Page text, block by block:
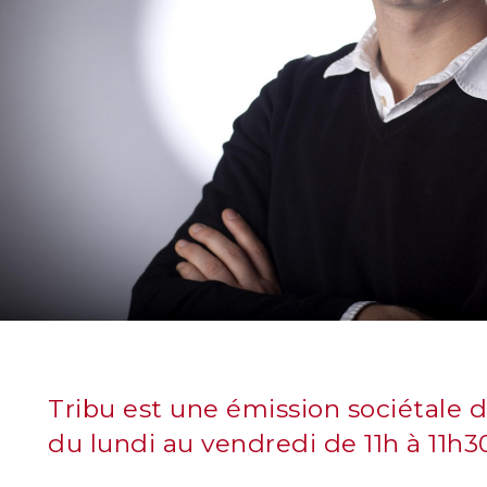
Tribu est une émission sociétale
du lundi au vendredi de 11h à